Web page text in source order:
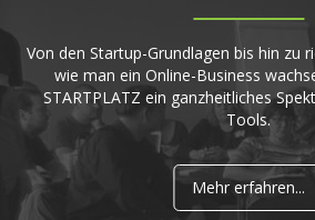
Von den Startup-Grundlagen bis hin zu
wie man ein Online-Business
STARTPLATZ ein ganzheitliches
Tools.
Mehr erfahren...